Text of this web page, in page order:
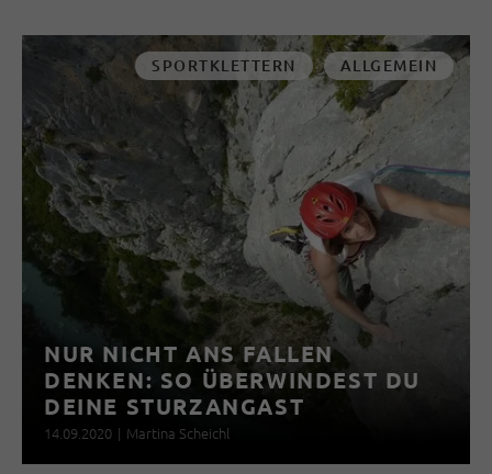
SPORTKLETTERN ALLGEMEIN
NUR NICHT ANS FALLEN
DENKEN: SO ÜBERWINDEST DU
DEINE STURZANGAST
14.09.2020 | Martina Scheichl